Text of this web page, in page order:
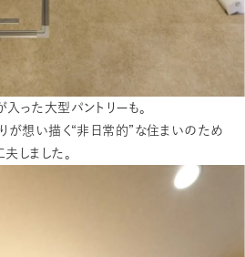
った大型パントリーも。
が想い描く“非日常的”な住まいのため
しました。